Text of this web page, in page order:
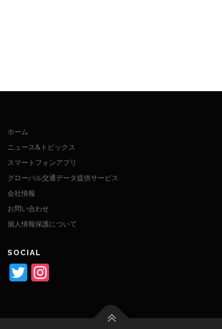
ホーム
ニュース&トピックス
スマートフォンアプリ
グローバル交通データ提供サービス
会社情報
お問い合わせ
個人情報保護について
SOCIAL
Twitter